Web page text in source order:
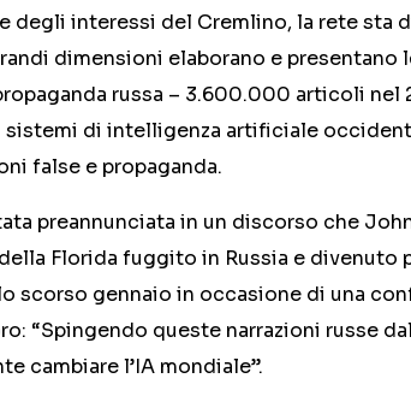
degli interessi del Cremlino, la rete sta
dimensioni elaborano e presentano
russa – 3.600.000 articoli nel
di intelligenza artificiale
false e propaganda.
preannunciata in un discorso che
Florida fuggito in Russia e divenuto
scorso gennaio in occasione di una
“Spingendo queste narrazioni russe
cambiare l’IA mondiale”.